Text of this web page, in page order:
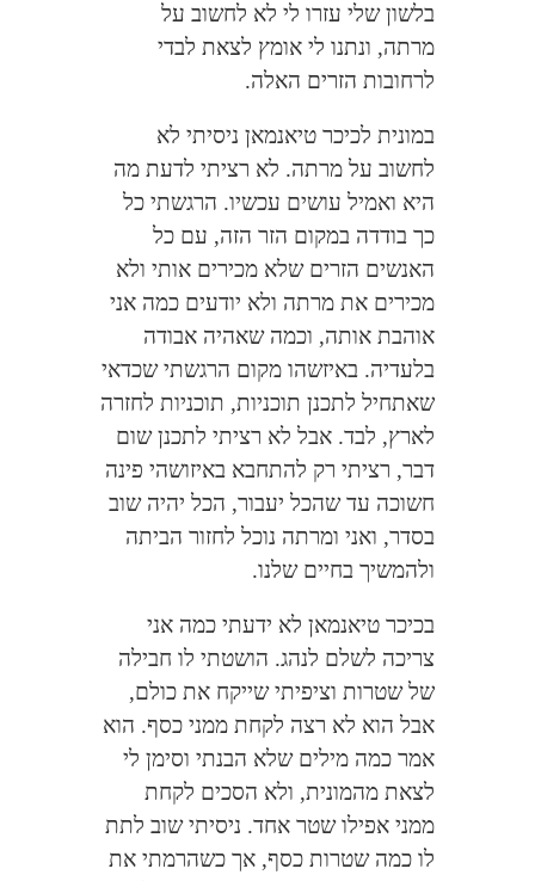
בלשון שלי עזרו לי לא לחשוב על
מרתה, ונתנו לי אומץ לצאת לבדי
לרחובות הזרים האלה.
במונית לכיכר טיאנמאן ניסיתי לא
לחשוב על מרתה. לא רציתי לדעת מה
היא ואמיל עושים עכשיו. הרגשתי כל
כך בודדה במקום הזר הזה, עם כל
האנשים הזרים שלא מכירים אותי ולא
מכירים את מרתה ולא יודעים כמה אני
אוהבת אותה, וכמה שאהיה אבודה
בלעדיה. באיזשהו מקום הרגשתי שכדאי
שאתחיל לתכנן תוכניות, תוכניות לחזרה
לארץ, לבד. אבל לא רציתי לתכנן שום
דבר, רציתי רק להתחבא באיזושהי פינה
חשוכה עד שהכל יעבור, הכל יהיה שוב
בסדר, ואני ומרתה נוכל לחזור הביתה
ולהמשיך בחיים שלנו.
בכיכר טיאנמאן לא ידעתי כמה אני
צריכה לשלם לנהג. הושטתי לו חבילה
של שטרות וציפיתי שייקח את כולם,
אבל הוא לא רצה לקחת ממני כסף. הוא
אמר כמה מילים שלא הבנתי וסימן לי
לצאת מהמונית, ולא הסכים לקחת
ממני אפילו שטר אחד. ניסיתי שוב לתת
לו כמה שטרות כסף, אך כשהרמתי את